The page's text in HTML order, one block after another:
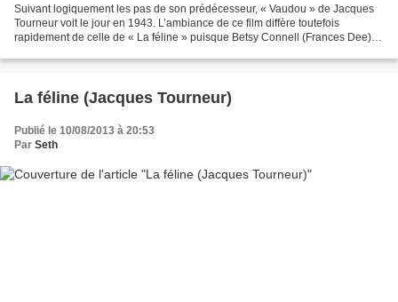
Suivant logiquement les pas de son prédécesseur, « Vaudou » de Jacques
Tourneur voit le jour en 1943. L’ambiance de ce film diffère toutefois
rapidement de celle de « La féline » puisque Betsy Connell (Frances Dee)
La féline (Jacques Tourneur)
Publié le 10/08/2013 à 20:53
Par Seth